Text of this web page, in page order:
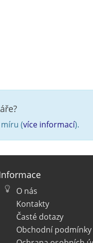
(více informací).
O nás
Kontakty
Časté dotazy
Obchodní podmínky